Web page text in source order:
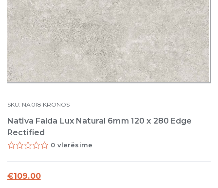
SKU: NA018 KRONOS
Nativa Falda Lux Natural 6mm 120 x 280 Edge
Rectified
0 vlerësime
€109.00